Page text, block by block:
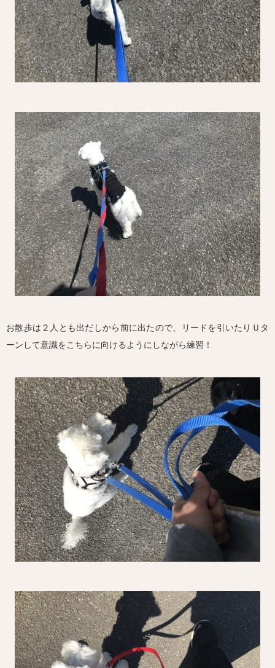
お散歩は２人とも出だしから前に出たので、リードを引いたりＵタ
ーンして意識をこちらに向けるようにしながら練習！